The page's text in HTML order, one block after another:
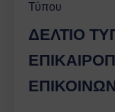
Ενημέρωση
Τύπου
ΔΕΛΤΙΟ